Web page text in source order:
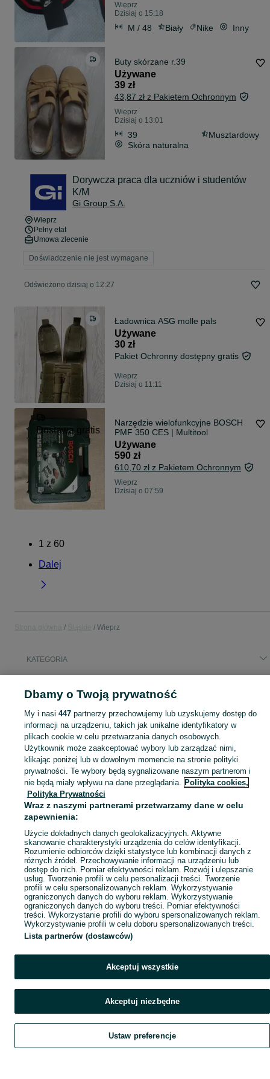
Wieprz
Dzisiaj o 15:18
M / 48 Biały Nike Inny
Buty skórzane r.39
Używane
39 zł
43,87 zł z Pakietem Ochronnym
Wieprz
Dzisiaj o 13:01
39
Musztardowy
Skóra naturalna
Dorywcza praca dla uczniów i studentów
K/M
Gi Group S.A.
Wieprz
Pełny etat
Umowa zlecenie
Doświadczenie nie jest wymagane
Odświeżono dzisiaj o 12:27
Ładownica ASG molle pals
Używane
30 zł
Pakiet Ochronny dostępny gratis
Wieprz
Dzisiaj o 11:11
Dostawa gratis
Narzędzie wielofunkcyjne BOSCH
PMF 350 CES | Multitool
Używane
590 zł
610,70 zł z Pakietem Ochronnym
Wieprz
Dzisiaj o 07:59
1 z 60
Dalej
Wieprz
KATEGORIA
praca
Skorzystaj z największego serwisu ogłoszeniowego - Wieprz i okolice! Kupuj to, czego pragniesz i sprzedawaj to, czego już nie potrzebujesz!
Mapa kategorii
Mapa miejscowości
Mapa ministron
Popularne wyszukiwania
Szukaj Obserwujesz Dodaj Czat Konto
Dbamy o Twoją prywatność
My i nasi 447partnerzy przechowujemy lub uzyskujemy dostęp do
informacji na urządzeniu, takich jak unikalne identyfikatory w
plikach cookie w celu przetwarzania danych osobowych.
Użytkownik może zaakceptować wybory lub zarządzać nimi,
klikając poniżej lub w dowolnym momencie na stronie polityki
prywatności. Te wybory będą sygnalizowane naszym partnerom i
nie będą miały wpływu na dane przeglądania. Polityka cookies,
Polityka Prywatności
Wraz z naszymi partnerami przetwarzamy dane w celu
zapewnienia:
Użycie dokładnych danych geolokalizacyjnych. Aktywne
skanowanie charakterystyki urządzenia do celów identyfikacji.
Rozumienie odbiorców dzięki statystyce lub kombinacji danych z
różnych źródeł. Przechowywanie informacji na urządzeniu lub
dostęp do nich. Pomiar efektywności reklam. Rozwój i ulepszanie
usług. Tworzenie profili w celu personalizacji treści. Tworzenie
profili w celu spersonalizowanych reklam. Wykorzystywanie
ograniczonych danych do wyboru reklam. Wykorzystywanie
ograniczonych danych do wyboru treści. Pomiar efektywności
treści. Wykorzystanie profili do wyboru spersonalizowanych reklam.
Wykorzystywanie profili w celu doboru spersonalizowanych treści.
Lista partnerów (dostawców)
Akceptuj wszystkie
Akceptuj niezbędne
Ustaw preferencje